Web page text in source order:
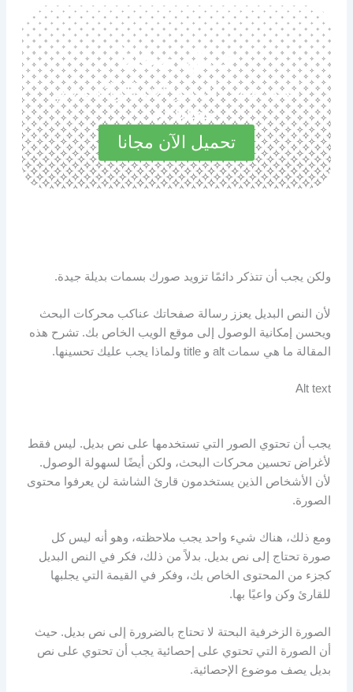
حمل مجانا
استكشف المميزات الرائعة في
مجاناً الآن
تحميل الآن مجانا
ولكن يجب أن تتذكر دائمًا تزويد صورك بسمات بديلة جيدة.
لأن النص البديل يعزز رسالة صفحاتك عناكب محركات البحث
ويحسن إمكانية الوصول إلى موقع الويب الخاص بك. تشرح هذه
المقالة ما هي سمات alt و title ولماذا يجب عليك تحسينها.
Alt text
يجب أن تحتوي الصور التي تستخدمها على نص بديل. ليس فقط
لأغراض تحسين محركات البحث، ولكن أيضًا لسهولة الوصول.
لأن الأشخاص الذين يستخدمون قارئ الشاشة لن ​​يعرفوا محتوى
الصورة.
ومع ذلك، هناك شيء واحد يجب ملاحظته، وهو أنه ليس كل
صورة تحتاج إلى نص بديل. بدلاً من ذلك، فكر في النص البديل
كجزء من المحتوى الخاص بك، وفكر في القيمة التي يجلبها
للقارئ وكن واعيًا بها.
الصورة الزخرفية البحتة لا تحتاج بالضرورة إلى نص بديل. حيث
أن الصورة التي تحتوي على إحصائية يجب أن تحتوي على نص
بديل يصف موضوع الإحصائية.